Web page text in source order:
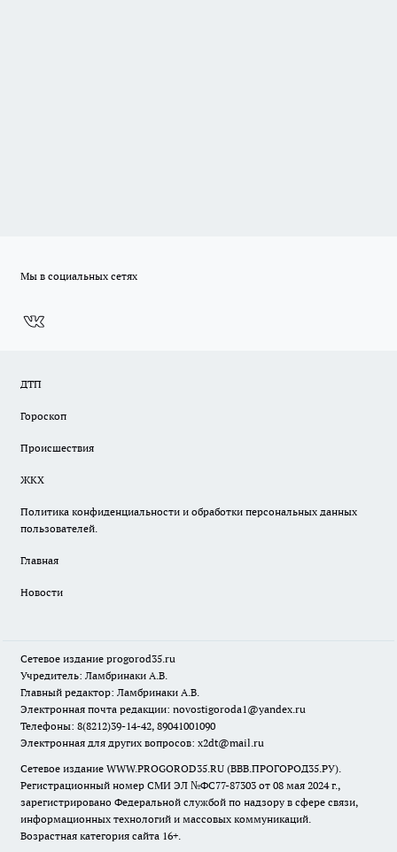
Мы в социальных сетях
ДТП
Гороскоп
Происшествия
ЖКХ
Политика конфиденциальности и обработки персональных данных
пользователей.
Главная
Новости
Сетевое издание progorod35.ru
Учредитель: Ламбринаки А.В.
Главный редактор: Ламбринаки А.В.
Электронная почта редакции: novostigoroda1@yandex.ru
Телефоны: 8(8212)39-14-42, 89041001090
Электронная для других вопросов: x2dt@mail.ru
Сетевое издание WWW.PROGOROD35.RU (ВВВ.ПРОГОРОД35.РУ).
Регистрационный номер СМИ ЭЛ №ФС77-87303 от 08 мая 2024 г.,
зарегистрировано Федеральной службой по надзору в сфере связи,
информационных технологий и массовых коммуникаций.
Возрастная категория сайта 16+.